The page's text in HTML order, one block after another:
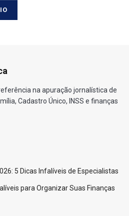
na apuração jornalística de
Cadastro Único, INSS e finanças
5 Dicas Infalíveis de Especialistas
para Organizar Suas Finanças